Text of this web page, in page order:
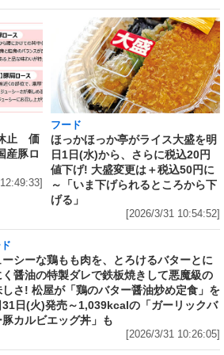
止 価
産豚ロ
フード
ほっかほっか亭がライス大盛を明
日1日(水)から、さらに税込20円
値下げ! 大盛変更は＋税込50円に
～「いま下げられるところから下
げる」
[2026/3/31 10:54:52]
ーシーな鶏もも肉を、とろけるバターとに
く醤油の特製ダレで鉄板焼きして悪魔級の
しさ! 松屋が「鶏のバター醤油炒め定食」を
31日(火)発売～1,039kcalの「ガーリックバ
豚カルビエッグ丼」も
[2026/3/31 10:26:05]